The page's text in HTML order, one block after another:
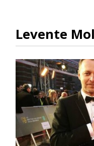
Levente